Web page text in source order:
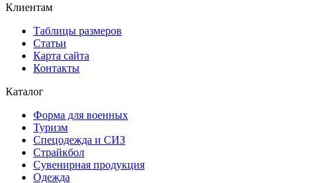
Клиентам
Таблицы размеров
Статьи
Карта сайта
Контакты
Каталог
Форма для военных
Туризм
Спецодежда и СИЗ
Страйкбол
Сувенирная продукция
Одежда